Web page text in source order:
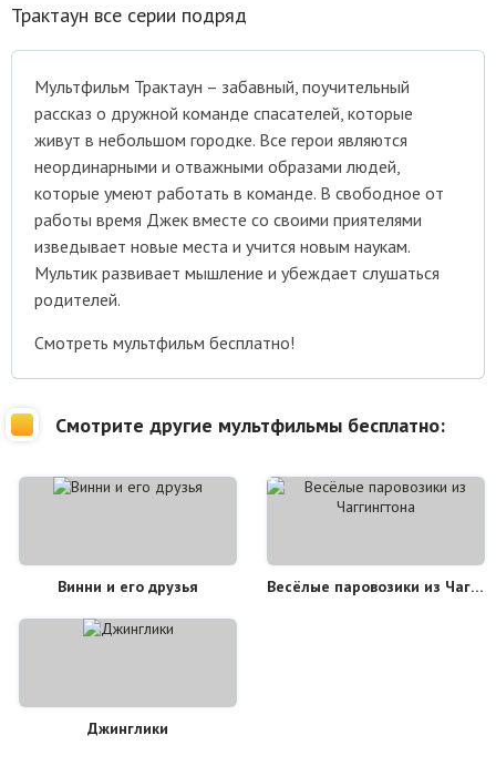
Трактаун все серии подряд
Мультфильм Трактаун – забавный, поучительный
рассказ о дружной команде спасателей, которые
живут в небольшом городке. Все герои являются
неординарными и отважными образами людей,
которые умеют работать в команде. В свободное от
работы время Джек вместе со своими приятелями
изведывает новые места и учится новым наукам.
Мультик развивает мышление и убеждает слушаться
родителей.
Смотреть мультфильм бесплатно!
Смотрите другие мультфильмы бесплатно:
Винни и его друзья Весёлые паровозики из Чаггингтона
Джинглики